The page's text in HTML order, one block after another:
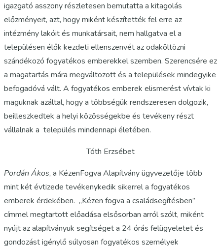
igazgató asszony részletesen bemutatta a kitagolás
előzményeit, azt, hogy miként készítették fel erre az
intézmény lakóit és munkatársait, nem hallgatva el a
településen élők kezdeti ellenszenvét az odaköltözni
szándékozó fogyatékos emberekkel szemben. Szerencsére ez
a magatartás mára megváltozott és a települések mindegyike
befogadóvá vált. A fogyatékos emberek elismerést vívtak ki
maguknak azáltal, hogy a többségük rendszeresen dolgozik,
beilleszkedtek a helyi közösségekbe és tevékeny részt
vállalnak a település mindennapi életében.
Tóth Erzsébet
Pordán Ákos, a KézenFogva Alapítvány ügyvezetője több
mint két évtizede tevékenykedik sikerrel a fogyatékos
emberek érdekében. „Kézen fogva a családsegítésben”
címmel megtartott előadása elsősorban arról szólt, miként
nyújt az alapítványuk segítséget a 24 órás felügyeletet és
gondozást igénylő súlyosan fogyatékos személyek